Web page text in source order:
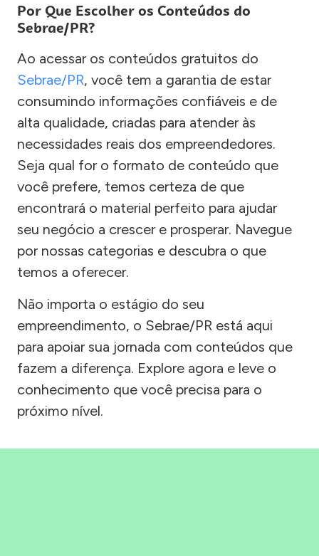
Por Que Escolher os Conteúdos do
Sebrae/PR?
Ao acessar os conteúdos gratuitos do
Sebrae/PR, você tem a garantia de estar
consumindo informações confiáveis e de
alta qualidade, criadas para atender às
necessidades reais dos empreendedores.
Seja qual for o formato de conteúdo que
você prefere, temos certeza de que
encontrará o material perfeito para ajudar
seu negócio a crescer e prosperar. Navegue
por nossas categorias e descubra o que
temos a oferecer.
Não importa o estágio do seu
empreendimento, o Sebrae/PR está aqui
para apoiar sua jornada com conteúdos que
fazem a diferença. Explore agora e leve o
conhecimento que você precisa para o
próximo nível.